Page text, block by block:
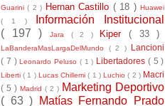
Guarini( 2 ) Hernan Castillo ( 18 )Huawei
( 1 )
Información Institucional
( 197 )
Jara ( 2 ) Kiper( 33 )
LaBanderaMasLargaDelMundo ( 2 ) Lancioni
( 7 )Leonardo Peluso ( 1 ) Libertadores ( 5 )
Liberti( 1 ) Lucas Chillemi( 1 )Luchio( 2 ) Macri
( 5 ) Madrid ( 2 ) Marketing Deportivo
( 63 )
Matías Fernando Prado